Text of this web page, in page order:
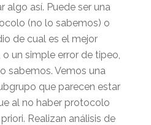
algo así. Puede ser una
(no lo sabemos) o
de cual es el mejor
un simple error de tipeo,
sabemos. Vemos una
que parecen estar
al no haber protocolo
Realizan análisis de